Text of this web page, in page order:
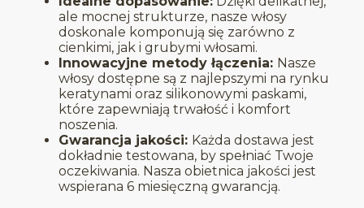
ale mocnej strukturze, nasze włosy
doskonale komponują się zarówno z
cienkimi, jak i grubymi włosami.
Innowacyjne metody łączenia: Nasze
włosy dostępne są z najlepszymi na rynku
keratynami oraz silikonowymi paskami,
które zapewniają trwałość i komfort
noszenia.
Gwarancja jakości: Każda dostawa jest
dokładnie testowana, by spełniać Twoje
oczekiwania. Nasza obietnica jakości jest
wspierana 6 miesięczną gwarancją.